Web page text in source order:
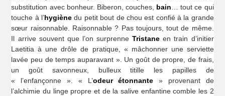
substitution avec bonheur. Biberon, couches, bain… tout ce qui
touche à l’hygiène du petit bout de chou est confié à la grande
sœur raisonnable. Raisonnable ? Pas toujours, tout de même.
Il arrive souvent que l’on surprenneTristane en train d’initier
Laetitia à une drôle de pratique, « mâchonner une serviette
lavée peu de temps auparavant ». Un goût de propre, de frais,
un goût savonneux, bulleux titille les papilles de
« l’enfançonne ». « L’odeur étonnante » provenant de
l’alchimie du linge propre et de la salive enfantine comble les 2